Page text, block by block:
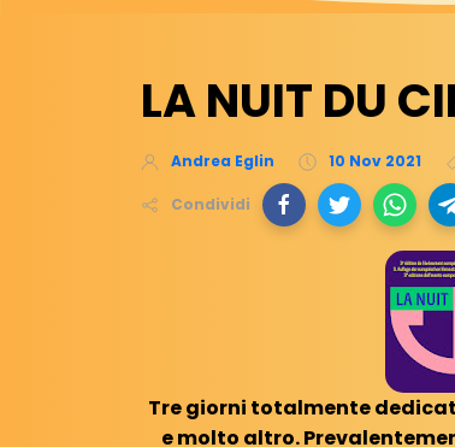
LA NUIT DU
Andrea Eglin 10 Nov 2021
Condividi
Tre giorni totalmente
e molto altro.